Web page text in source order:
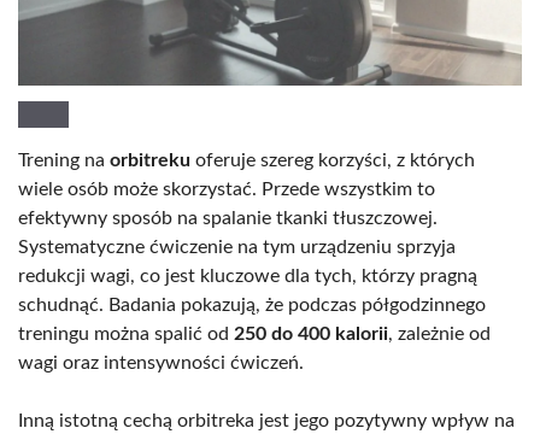
Trening na orbitreku oferuje szereg korzyści, z których
wiele osób może skorzystać. Przede wszystkim to
efektywny sposób na spalanie tkanki tłuszczowej.
Systematyczne ćwiczenie na tym urządzeniu sprzyja
redukcji wagi, co jest kluczowe dla tych, którzy pragną
schudnąć. Badania pokazują, że podczas półgodzinnego
treningu można spalić od 250 do 400 kalorii, zależnie od
wagi oraz intensywności ćwiczeń.
Inną istotną cechą orbitreka jest jego pozytywny wpływ na